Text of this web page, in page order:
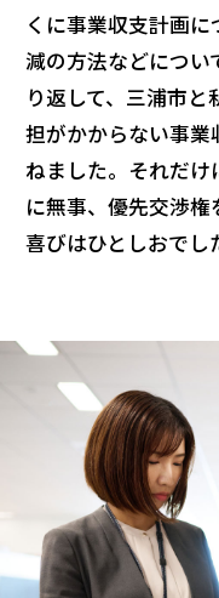
くに事業収支計画
減の方法などについ
り返して、三浦市
担がかからない事
ねました。それだ
に無事、優先交渉
喜びはひとしおでし